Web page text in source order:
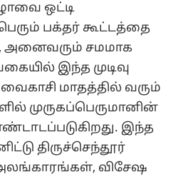
ஒட்டி
பக்தர் கூட்டத்தை
அனைவரும் சமமாக
இந்த முடிவு
மாதத்தில் வரும்
முருகப்பெருமானின்
இந்த
திருச்செந்தூர்
அலங்காரங்கள், விசேஷ